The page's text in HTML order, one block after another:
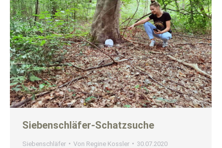
Siebenschläfer-Schatzsuche
Siebenschläfer Von Regine Kossler 30.07.2020